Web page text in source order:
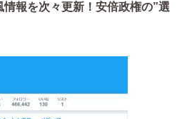
情報を次々更新！安倍政権の”選